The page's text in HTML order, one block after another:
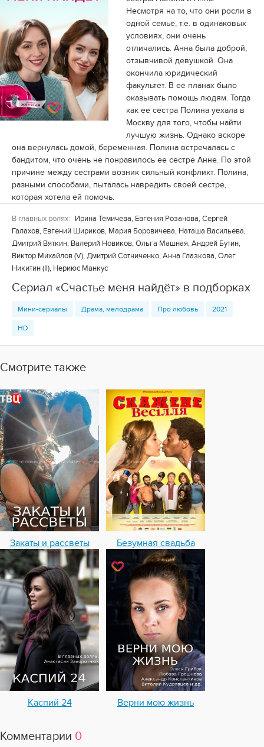
Несмотря на то, что они росли в
одной семье, т.е. в одинаковых
условиях, они очень
отличались. Анна была доброй,
отзывчивой девушкой. Она
окончила юридический
факультет. В ее планах было
оказывать помощь людям. Тогда
как ее сестра Полина уехала в
Москву для того, чтобы найти
лучшую жизнь. Однако вскоре
она вернулась домой, беременная. Полина встречалась с
бандитом, что очень не понравилось ее сестре Анне. По этой
причине между сестрами возник сильный конфликт. Полина,
разными способами, пыталась навредить своей сестре,
которая хотела ей помочь.
В главных ролях:
Ирина Темичева, Евгения Розанова, Сергей
Галахов, Евгений Шириков, Мария Боровичёва, Наташа Васильева,
Дмитрий Вяткин, Валерий Новиков, Ольга Машная, Андрей Бутин,
Виктор Михайлов (V), Дмитрий Сотниченко, Анна Глазкова, Олег
Никитин (II), Нериюс Манкус
Сериал «Счастье меня найдёт» в подборках
Мини-сериалы Драма, мелодрама Про любовь 2021
HD
Смотрите также
Закаты и рассветы Безумная свадьба
Каспий 24 Верни мою жизнь
Комментарии 0